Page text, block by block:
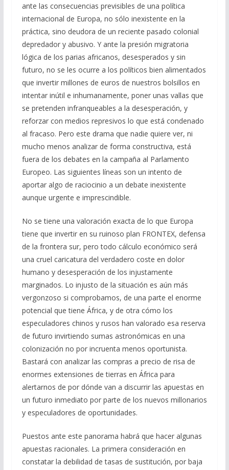
ante las consecuencias previsibles de una política
internacional de Europa, no sólo inexistente en la
práctica, sino deudora de un reciente pasado colonial
depredador y abusivo. Y ante la presión migratoria
lógica de los parias africanos, desesperados y sin
futuro, no se les ocurre a los políticos bien alimentados
que invertir millones de euros de nuestros bolsillos en
intentar inútil e inhumanamente, poner unas vallas que
se pretenden infranqueables a la desesperación, y
reforzar con medios represivos lo que está condenado
al fracaso. Pero este drama que nadie quiere ver, ni
mucho menos analizar de forma constructiva, está
fuera de los debates en la campaña al Parlamento
Europeo. Las siguientes líneas son un intento de
aportar algo de raciocinio a un debate inexistente
aunque urgente e imprescindible.
No se tiene una valoración exacta de lo que Europa
tiene que invertir en su ruinoso plan FRONTEX, defensa
de la frontera sur, pero todo cálculo económico será
una cruel caricatura del verdadero coste en dolor
humano y desesperación de los injustamente
marginados. Lo injusto de la situación es aún más
vergonzoso si comprobamos, de una parte el enorme
potencial que tiene África, y de otra cómo los
especuladores chinos y rusos han valorado esa reserva
de futuro invirtiendo sumas astronómicas en una
colonización no por incruenta menos oportunista.
Bastará con analizar las compras a precio de risa de
enormes extensiones de tierras en África para
alertarnos de por dónde van a discurrir las apuestas en
un futuro inmediato por parte de los nuevos millonarios
y especuladores de oportunidades.
Puestos ante este panorama habrá que hacer algunas
apuestas racionales. La primera consideración en
constatar la debilidad de tasas de sustitución, por baja